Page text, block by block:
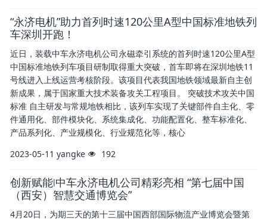
“永济电机”助力首列时速120公里A型中国标准地铁列
车深圳开跑！
近日，装载中车永济电机公司永磁牵引系统的首列时速120公里A型
中国标准地铁列车项目研制取得重大突破，首车即将在深圳地铁11
号线进入上线运营考核阶段。该项目代表我国地铁领域最新自主创
新成果，属于国家重大技术装备攻关工程项目。 突破技术攻关中国
标准 自主研发与常规地铁相比，该列车实现了关键部件自主化、零
件通用化、部件模块化、系统集成化、功能配置化、整车标准化、
产品系列化、产业规模化、行业规范化等，核心
2023-05-11 yangke 192
创新赋能∣中车永济电机公司精彩亮相 “第七届中国
（西安）智慧交通博览会”
4月20日，为期三天的第十三届中国西部国际物流产业博览会暨第